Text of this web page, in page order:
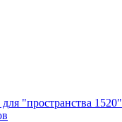
"пространства 1520"